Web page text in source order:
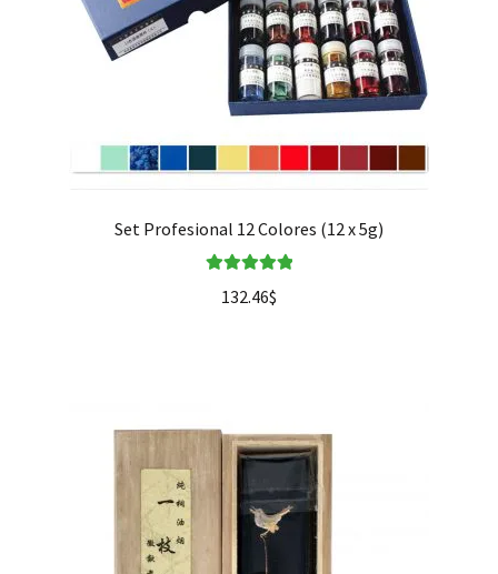
Set Profesional 12 Colores (12 x 5g)
de 5
132.46$